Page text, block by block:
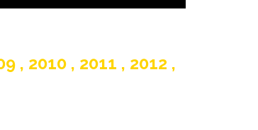
, 2010 , 2011 , 2012 ,